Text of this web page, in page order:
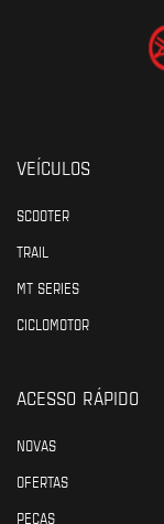
VEÍCULOS
SCOOTER
TRAIL
MT SERIES
CICLOMOTOR
ACESSO RÁPIDO
NOVAS
OFERTAS
PEÇAS